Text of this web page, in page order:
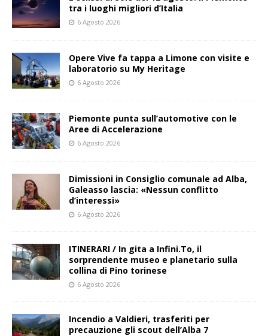
tra i luoghi migliori d’Italia
6 Agosto 2026
Opere Vive fa tappa a Limone con visite e
laboratorio su My Heritage
6 Agosto 2026
Piemonte punta sull’automotive con le
Aree di Accelerazione
6 Agosto 2026
Dimissioni in Consiglio comunale ad Alba,
Galeasso lascia: «Nessun conflitto
d’interessi»
6 Agosto 2026
ITINERARI / In gita a Infini.To, il
sorprendente museo e planetario sulla
collina di Pino torinese
6 Agosto 2026
Incendio a Valdieri, trasferiti per
precauzione gli scout dell’Alba 7